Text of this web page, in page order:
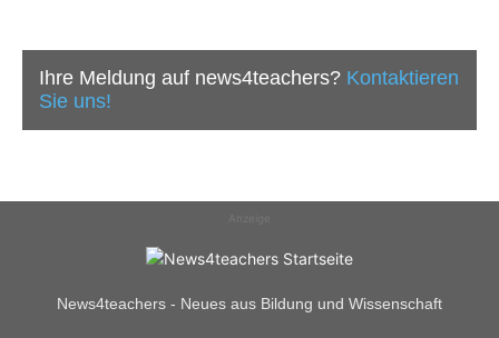
Ihre Meldung auf news4teachers? Kontaktieren
Sie uns!
News4teachers - Neues aus Bildung und Wissenschaft